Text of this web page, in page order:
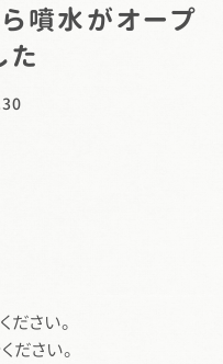
噴水がオープ
た
ださい。
ださい。